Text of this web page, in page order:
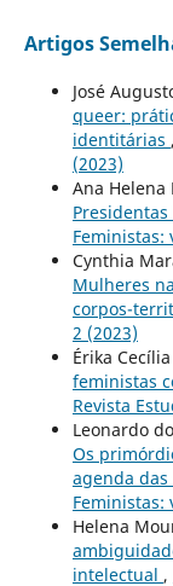
Artigos
José
queer:
identitárias ,
(2023)
Ana
Feministas:
Cynthia
Mulheres
corpos-
2 (2023)
Érika
feministas
Revista
Leonardo
Os
agenda
Feministas:
Helena
intelectual ,